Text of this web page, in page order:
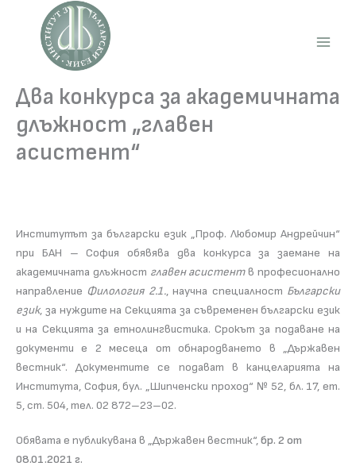
content
Два конкурса за академичната
длъжност „главен
асистент“
Институтът за български език „Проф. Любомир Андрейчин“
при БАН – София обявява два конкурса за заемане на
академичната длъжност главен асистентв професионално
направление Филология 2.1., научна специалност Български
език, за нуждите на Секцията за съвременен български език
и на Секцията за етнолингвистика. Срокът за подаване на
документи е 2 месеца от обнародването в „Държавен
вестник“. Документите се подават в канцеларията на
Института, София, бул. „Шипченски проход“ № 52, бл. 17, ет.
5, ст. 504, тел. 02 872–23–02.
Обявата е публикувана в „Държавен вестник“,бр. 2 от
08.01.2021 г.